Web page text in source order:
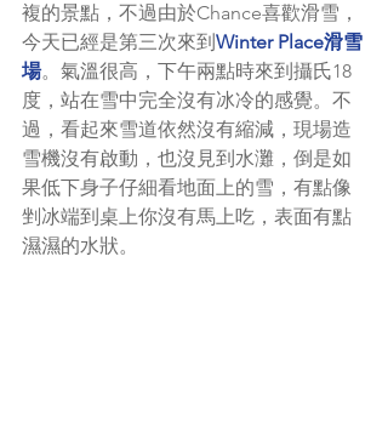
複的景點，不過由於Chance喜歡滑雪，
今天已經是第三次來到Winter Place滑雪
場。氣溫很高，下午兩點時來到攝氏18
度，站在雪中完全沒有冰冷的感覺。不
過，看起來雪道依然沒有縮減，現場造
雪機沒有啟動，也沒見到水灘，倒是如
果低下身子仔細看地面上的雪，有點像
剉冰端到桌上你沒有馬上吃，表面有點
濕濕的水狀。